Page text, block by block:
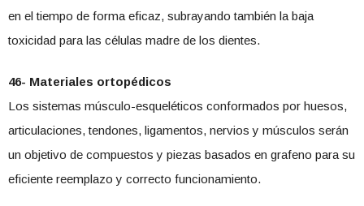
en el tiempo de forma eficaz, subrayando también la baja
toxicidad para las células madre de los dientes.
46- Materiales ortopédicos
Los sistemas músculo-esqueléticos conformados por huesos,
articulaciones, tendones, ligamentos, nervios y músculos serán
un objetivo de compuestos y piezas basados en grafeno para su
eficiente reemplazo y correcto funcionamiento.